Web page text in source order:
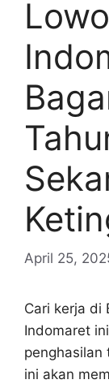
April 25,
Cari kerja di
Indomaret
penghasilan
ini akan